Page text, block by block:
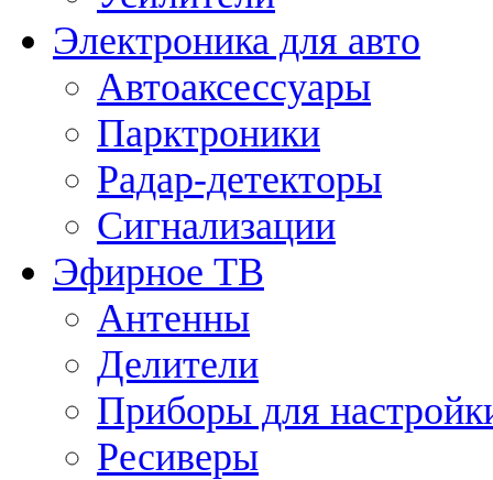
Электроника для авто
Автоаксессуары
Парктроники
Радар-детекторы
Сигнализации
Эфирное ТВ
Антенны
Делители
Приборы для
Ресиверы